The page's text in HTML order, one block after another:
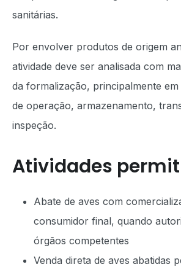
sanitárias.
Por envolver produtos de origem
atividade deve ser analisada com
da formalização, principalmente
de operação, armazenamento,
inspeção.
Atividades
Abate de aves com
consumidor final, quando
órgãos competentes
Venda direta de aves abatidas